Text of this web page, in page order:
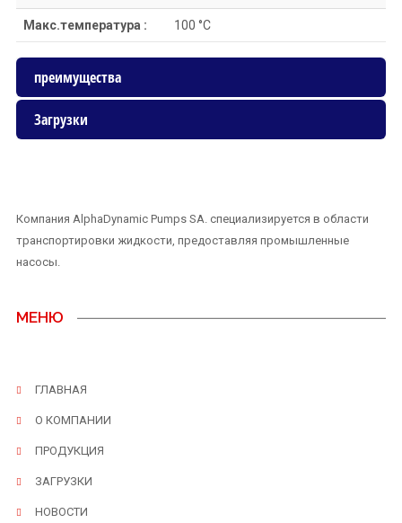
Макс.температура : 100 °C
преимущества
Загрузки
Компания AlphaDynamic Pumps SA. специализируется в области
транспортировки жидкости, предоставляя промышленные
насосы.
МЕНЮ
ГЛАВНАЯ
О КОМПАНИИ
ПРОДУКЦИЯ
ЗАГРУЗКИ
НОВОСТИ